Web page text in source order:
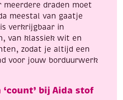
draden moet
meestal van gaatje
verkrijgbaar in
van klassiek wit en
zodat je altijd een
voor jouw borduurwerk
bij Aida stof